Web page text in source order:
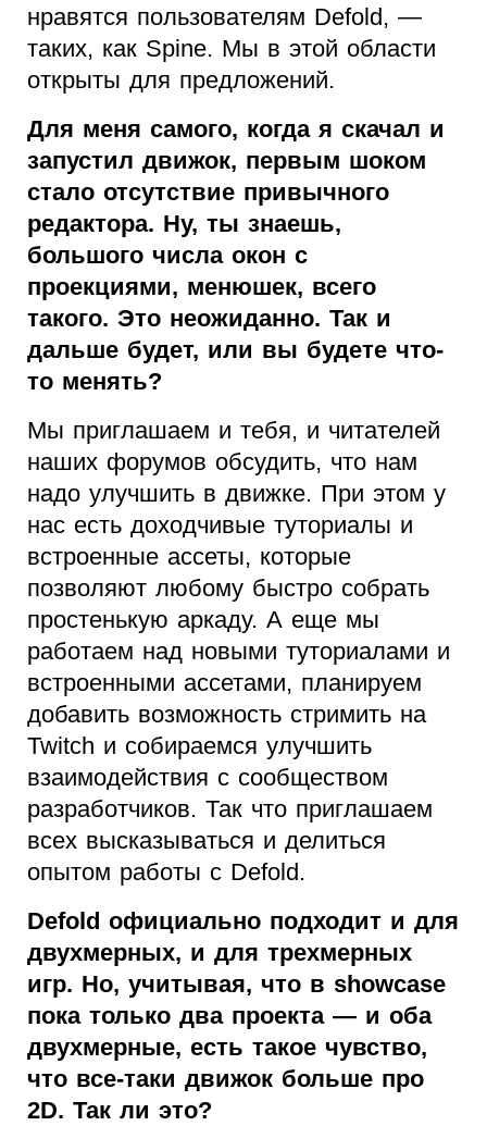
нравятся пользователям Defold, —
таких, как Spine. Мы в этой области
открыты для предложений.
Для меня самого, когда я скачал и
запустил движок, первым шоком
стало отсутствие привычного
редактора. Ну, ты знаешь,
большого числа окон с
проекциями, менюшек, всего
такого. Это неожиданно. Так и
дальше будет, или вы будете что-
то менять?
Мы приглашаем и тебя, и читателей
наших форумов обсудить, что нам
надо улучшить в движке. При этом у
нас есть доходчивые туториалы и
встроенные ассеты, которые
позволяют любому быстро собрать
простенькую аркаду. А еще мы
работаем над новыми туториалами и
встроенными ассетами, планируем
добавить возможность стримить на
Twitch и собираемся улучшить
взаимодействия с сообществом
разработчиков. Так что приглашаем
всех высказываться и делиться
опытом работы с Defold.
Defold официально подходит и для
двухмерных, и для трехмерных
игр. Но, учитывая, что в showcase
пока только два проекта — и оба
двухмерные, есть такое чувство,
что все-таки движок больше про
2D. Так ли это?